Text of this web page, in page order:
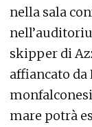
nella sala
skipper di
affiancato da
mare potrà